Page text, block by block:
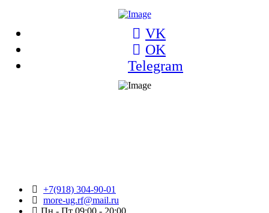
VK
OK
Telegram
+7(918) 304-90-01
more-ug.rf@mail.ru